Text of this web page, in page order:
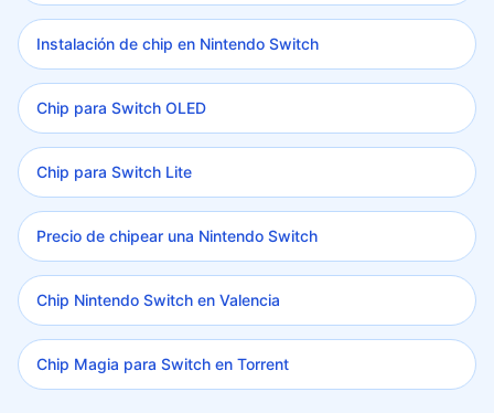
Instalación de chip en Nintendo Switch
Chip para Switch OLED
Chip para Switch Lite
Precio de chipear una Nintendo Switch
Chip Nintendo Switch en Valencia
Chip Magia para Switch en Torrent